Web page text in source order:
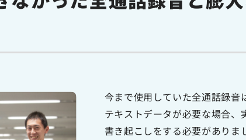
今まで使用していた全通話録音
テキストデータが必要な場合、
書き起こしをする必要がありま